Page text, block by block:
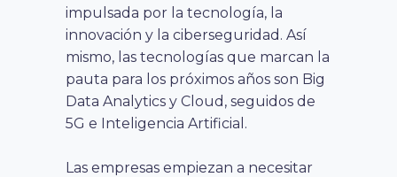
impulsada por la tecnología, la
innovación y la ciberseguridad. Así
mismo, las tecnologías que marcan la
pauta para los próximos años son Big
Data Analytics y Cloud, seguidos de
5G e Inteligencia Artificial.
Las empresas empiezan a necesitar